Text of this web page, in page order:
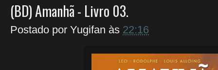
(BD) Amanhã - Livro 03.
Postado por Yugifan às 22:16